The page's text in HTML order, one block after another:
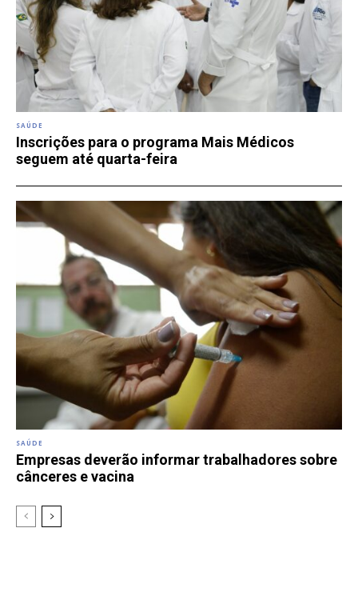
SAÚDE
Inscrições para o programa Mais Médicos
seguem até quarta-feira
SAÚDE
Empresas deverão informar trabalhadores sobre
cânceres e vacina